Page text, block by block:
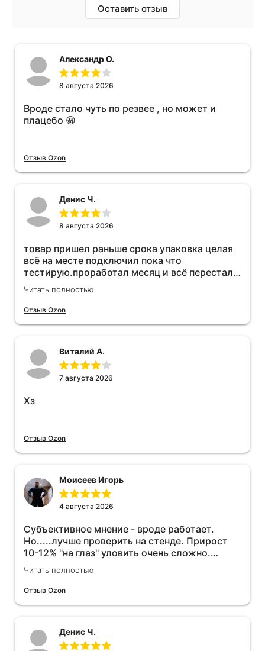
Оставить отзыв
Александр О.
8 августа 2026
Вроде стало чуть по резвее , но может и
плацебо 😀
Отзыв Ozon
Денис Ч.
8 августа 2026
товар пришел раньше срока упаковка целая
всё на месте подключил пока что
тестирую.проработал месяц и всё перестал
работать прибавился расход топлива , очень
жаль деньги на ветер
Читать полностью
Отзыв Ozon
Виталий А.
7 августа 2026
Хз
Отзыв Ozon
Моисеев Игорь
4 августа 2026
Субъективное мнение - вроде работает.
Но.....лучше проверить на стенде. Прирост
10-12% "на глаз" уловить очень сложно.
Покатаюсь, потом отключу и посмотрю, что
будет 😁.
Читать полностью
Отзыв Ozon
Денис Ч.